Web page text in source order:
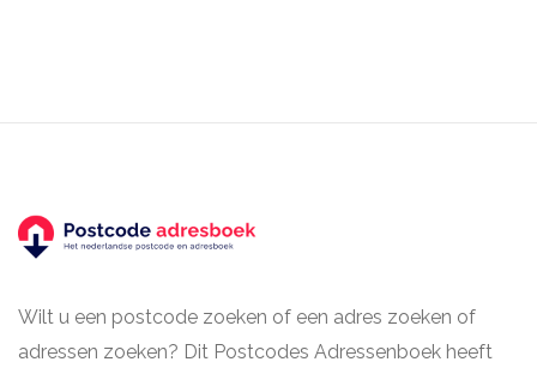
Wilt u een postcode zoeken of een adres zoeken of
adressen zoeken? Dit Postcodes Adressenboek heeft